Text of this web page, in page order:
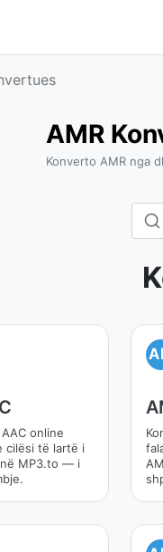
AMR
Konverto AMR nga
online
cilësi të lartë i
në MP3.to — i